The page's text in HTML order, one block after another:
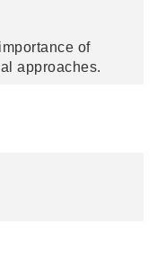
of
approaches.